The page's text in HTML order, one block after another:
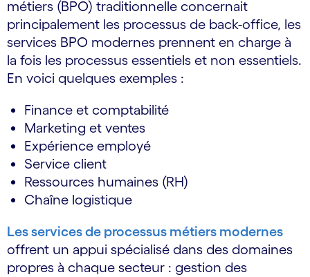
métiers (BPO) traditionnelle concernait
principalement les processus de back-office, les
services BPO modernes prennent en charge à
la fois les processus essentiels et non essentiels.
En voici quelques exemples :
Finance et comptabilité
Marketing et ventes
Expérience employé
Service client
Ressources humaines (RH)
Chaîne logistique
Les services de processus métiers modernes
offrent un appui spécialisé dans des domaines
propres à chaque secteur : gestion des